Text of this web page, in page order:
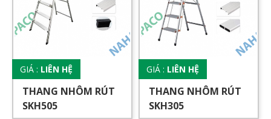
GIÁ : LIÊN HỆ
THANG NHÔM RÚT
SKH505
GIÁ : LIÊN HỆ
THANG NHÔM RÚT
SKH305